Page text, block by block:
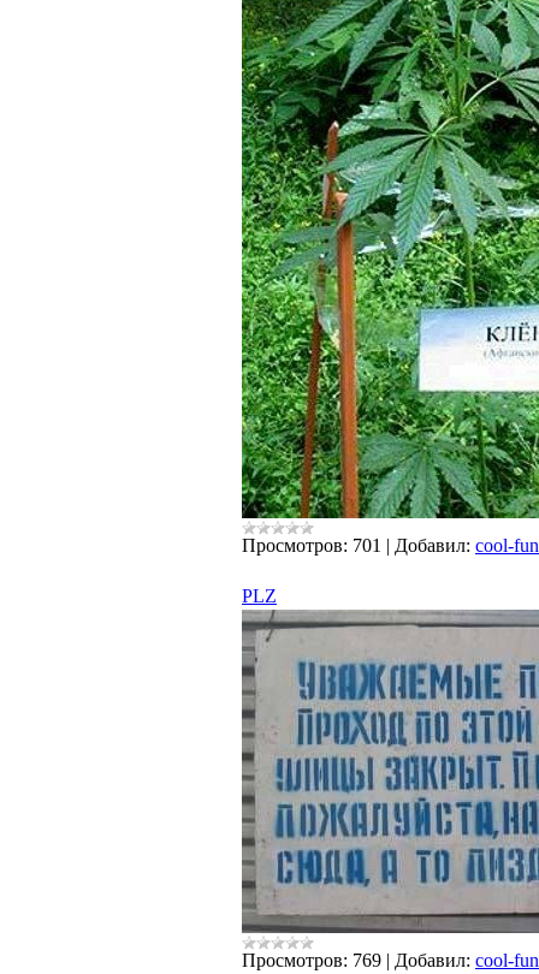
Просмотров: 701 | Добавил: cool-fun
PLZ
Просмотров: 769 | Добавил: cool-fun